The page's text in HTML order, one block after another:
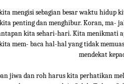
mengisi sebagian besar waktu hidup
penting dan menghibur. Koran, ma-
kita sehari-hari. Kita menikmati
mem- baca hal-hal yang tidak
mendekat
jiwa dan roh harus kita perhatikan